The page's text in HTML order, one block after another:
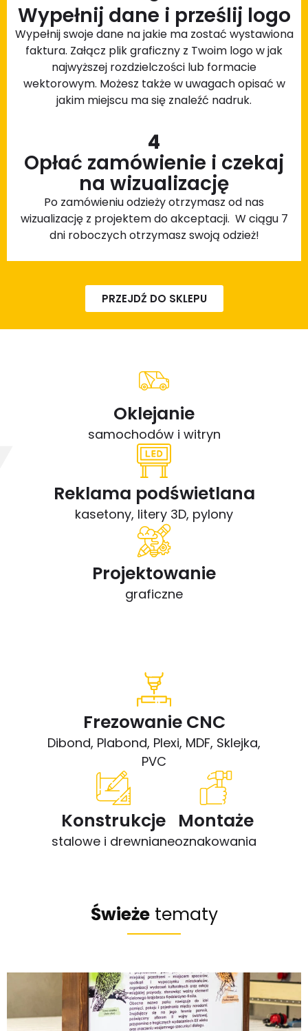
Wypełnij dane i prześlij logo
Wypełnij swoje dane na jakie ma zostać wystawiona
faktura. Załącz plik graficzny z Twoim logo w jak
najwyższej rozdzielczości lub formacie
wektorowym. Możesz także w uwagach opisać w
jakim miejscu ma się znaleźć nadruk.
4
Opłać zamówienie i czekaj
na wizualizację
Po zamówieniu odzieży otrzymasz od nas
wizualizację z projektem do akceptacji. W ciągu 7
dni roboczych otrzymasz swoją odzież!
PRZEJDŹ DO SKLEPU
Oklejanie
samochodów i witryn
Reklama podświetlana
kasetony, litery 3D, pylony
Projektowanie
graficzne
Frezowanie CNC
Dibond, Plabond, Plexi, MDF, Sklejka,
PVC
Konstrukcje
stalowe i drewniane
Montaże
oznakowania
Świeżetematy